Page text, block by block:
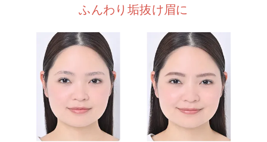
ふんわり垢抜け眉に